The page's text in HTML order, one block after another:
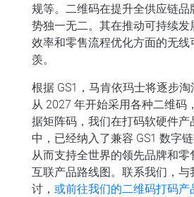
规等。二维码在提升全供应链品
势独一无二。其在推动可持续发
效率和零售流程优化方面的无线
羡。
根据 GS1，马肯依玛士将逐步
从 2027 年开始采用各种二维码
据矩阵码，我们在打码软硬件产
中，已经纳入了兼容 GS1 数字
从而支持全世界的领先品牌和
互联产品路线图。联系我们，与
讨， 或前往我们的二维码打码产